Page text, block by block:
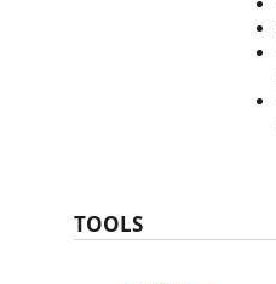
TOOLS